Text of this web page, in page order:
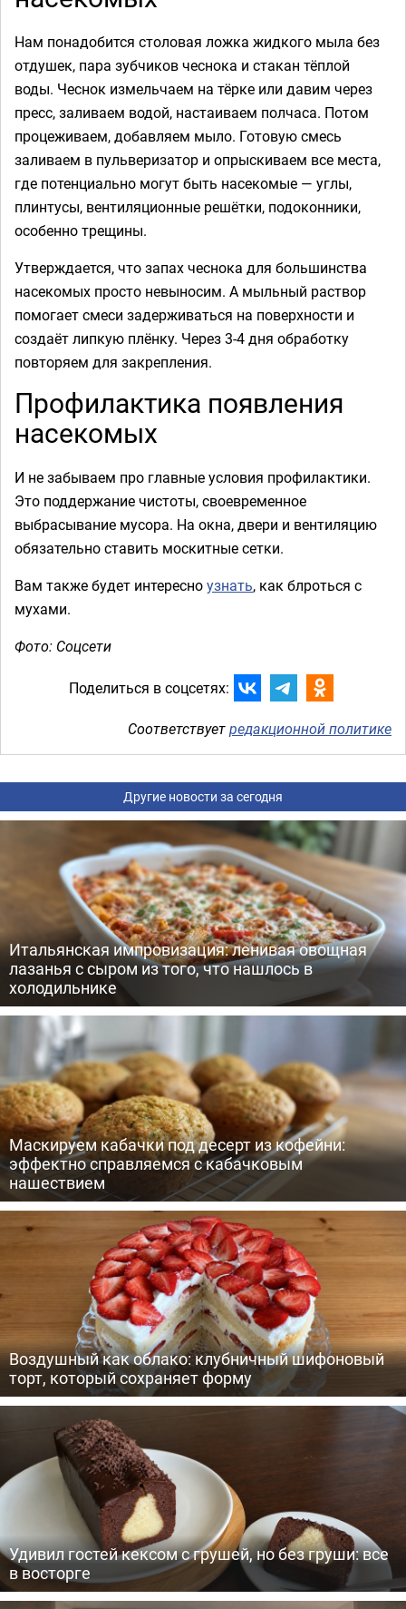
Нам понадобится столовая ложка жидкого мыла без
отдушек, пара зубчиков чеснока и стакан тёплой
воды. Чеснок измельчаем на тёрке или давим через
пресс, заливаем водой, настаиваем полчаса. Потом
процеживаем, добавляем мыло. Готовую смесь
заливаем в пульверизатор и опрыскиваем все места,
где потенциально могут быть насекомые — углы,
плинтусы, вентиляционные решётки, подоконники,
особенно трещины.
Утверждается, что запах чеснока для большинства
насекомых просто невыносим. А мыльный раствор
помогает смеси задерживаться на поверхности и
создаёт липкую плёнку. Через 3-4 дня обработку
повторяем для закрепления.
Профилактика появления
насекомых
И не забываем про главные условия профилактики.
Это поддержание чистоты, своевременное
выбрасывание мусора. На окна, двери и вентиляцию
обязательно ставить москитные сетки.
Вам также будет интересноузнать, как блроться с
мухами.
Фото: Соцсети
Поделиться в соцсетях:
Соответствуетредакционной политике
Другие новости за сегодня
Итальянская импровизация: ленивая овощная
лазанья с сыром из того, что нашлось в
холодильнике
Маскируем кабачки под десерт из кофейни:
эффектно справляемся с кабачковым
нашествием
Воздушный как облако: клубничный шифоновый
торт, который сохраняет форму
Удивил гостей кексом с грушей, но без груши: все
в восторге